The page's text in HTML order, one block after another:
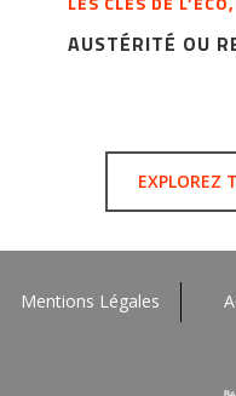
AUSTÉRITÉ OU
EXPLOREZ
Mentions Légales